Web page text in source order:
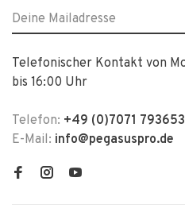
Telefonischer Kontakt von
bis 16:00 Uhr
Telefon: +49 (0)7071
E-Mail: info@pegasuspro.de